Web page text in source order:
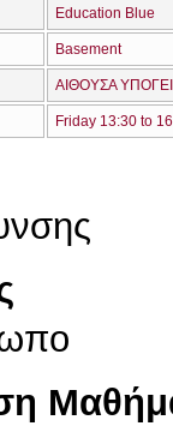
Education Blue
Basement
ΑΙΘΟΥΣΑ
Friday 13:30 to